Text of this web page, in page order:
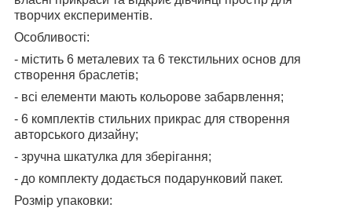
творчих експериментів.
Особливості:
- містить 6 металевих та 6 текстильних основ для
створення браслетів;
- всі елементи мають кольорове забарвлення;
- 6 комплектів стильних прикрас для створення
авторського дизайну;
- зручна шкатулка для зберігання;
- до комплекту додається подарунковий пакет.
Розмір упаковки: